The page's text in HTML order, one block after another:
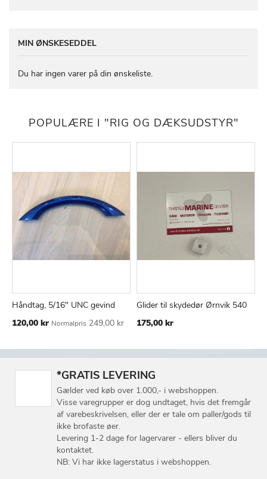
MIN ØNSKESEDDEL
Du har ingen varer på din ønskeliste.
POPULÆRE I "RIG OG DÆKSUDSTYR"
TILFØJ
TIL
LISTE
Håndtag, 5/16" UNC gevind
Tilbudspris
120,00 kr Normalpris 249,00 kr
LISTE
Glider til skydedør Ørnvik 540
175,00 kr
*GRATIS LEVERING
Gælder ved køb over 1.000,- i webshoppen.
Visse varegrupper er dog undtaget, hvis det fremgår
af varebeskrivelsen, eller der er tale om paller/gods til
ikke brofaste øer.
Levering 1-2 dage for lagervarer - ellers bliver du
kontaktet.
NB: Vi har ikke lagerstatus i webshoppen.